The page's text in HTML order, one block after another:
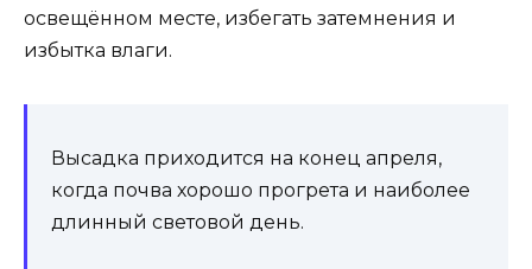
освещённом месте, избегать затемнения и
избытка влаги.
Высадка приходится на конец апреля,
когда почва хорошо прогрета и наиболее
длинный световой день.